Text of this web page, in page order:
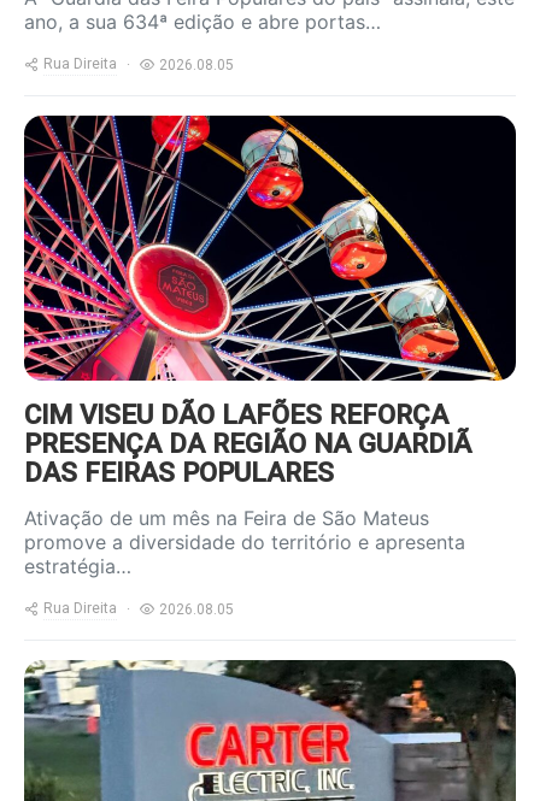
ano, a sua 634ª edição e abre portas…
Rua Direita 2026.08.05
https://www.ruadireita.pt/wp-
content/uploads/2026/08/feira-
s-mateus-800x600.jpg
CIM VISEU DÃO LAFÕES REFORÇA
PRESENÇA DA REGIÃO NA GUARDIÃ
DAS FEIRAS POPULARES
Ativação de um mês na Feira de São Mateus
promove a diversidade do território e apresenta
estratégia…
Rua Direita 2026.08.05
https://www.ruadireita.pt/wp-
content/uploads/2026/08/Carter-
Electric-2-800x600.jpg